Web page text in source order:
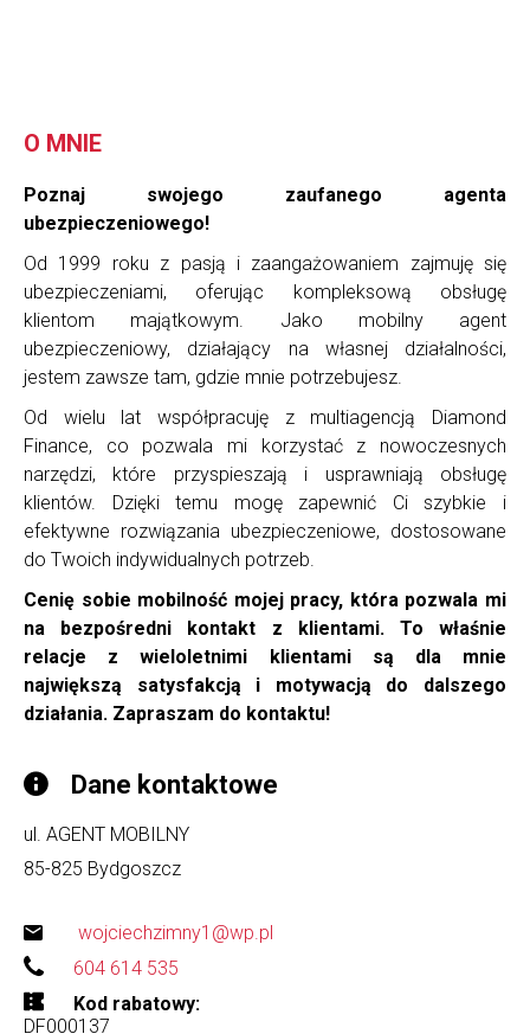
O MNIE
Poznaj swojego zaufanego agenta
ubezpieczeniowego!
Od 1999 roku z pasją i zaangażowaniem zajmuję się
ubezpieczeniami, oferując kompleksową obsługę
klientom majątkowym. Jako mobilny agent
ubezpieczeniowy, działający na własnej działalności,
jestem zawsze tam, gdzie mnie potrzebujesz.
Od wielu lat współpracuję z multiagencją Diamond
Finance, co pozwala mi korzystać z nowoczesnych
narzędzi, które przyspieszają i usprawniają obsługę
klientów. Dzięki temu mogę zapewnić Ci szybkie i
efektywne rozwiązania ubezpieczeniowe, dostosowane
do Twoich indywidualnych potrzeb.
Cenię sobie mobilność mojej pracy, która pozwala mi
na bezpośredni kontakt z klientami. To właśnie
relacje z wieloletnimi klientami są dla mnie
największą satysfakcją i motywacją do dalszego
działania. Zapraszam do kontaktu!
Dane kontaktowe
ul. AGENT MOBILNY
85-825 Bydgoszcz
wojciechzimny1@wp.pl
604 614 535
Kod rabatowy
DF000137